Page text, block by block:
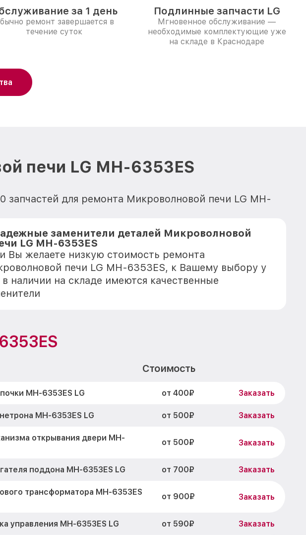
за 1 день
ремонт завершается в
течение суток
Подлинные запчасти LG
Мгновенное обслуживание —
необходимые комплектующие уже
на складе в Краснодаре
печи LG MH-6353ES
для ремонта Микроволновой печи LG MH-
заменители деталей Микроволновой
LG MH-6353ES
Вы желаете низкую стоимость ремонта
печи LG MH-6353ES, к Вашему выбору у
в наличии на складе имеются качественные
Стоимость
MH-6353ES LG от 400₽ Заказать
MH-6353ES LG от 500₽ Заказать
открывания двери MH-
от 500₽ Заказать
поддона MH-6353ES LG от 700₽ Заказать
трансформатора MH-6353ES
от 900₽ Заказать
управления MH-6353ES LG от 590₽ Заказать